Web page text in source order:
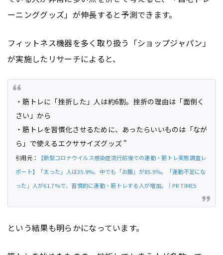
ーニンググッズ」が伸長すると予測できます。
フィットネス機器を多く取り扱う「ショップジャパン」
が実施したリサーチによると、
・筋トレに「挫折した」人は約6割。挫折の理由は「面倒く
さい」から
・筋トレを習慣化させるために、あったらいいものは「なが
ら」で使えるエクササイズグッズ "
引用元：
【新型コロナウイルス感染症流行前後での運動・筋トレ実態調査レ
ポート】「太った」人は35.9%、中でも「お腹」が85.9％。「運動不足にな
った」人が61.7%で、習慣的に運動・筋トレする人が増加。｜PR TIMES
という結果も明らかになっています。